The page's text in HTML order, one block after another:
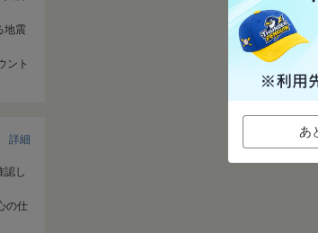
地震
ント
詳細
認し
の仕
あ